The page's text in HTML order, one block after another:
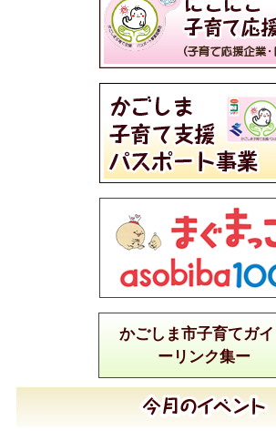
かごしま市子育てガ
ーリンク集ー